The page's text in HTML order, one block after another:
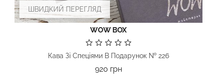
ШВИДКИЙ ПЕРЕГЛЯД
WOW BOX
Кава Зі Спеціями В Подарунок № 226
920 грнЦіна